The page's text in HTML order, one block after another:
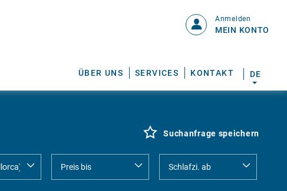
ÜBER UNS SERVICES KONTAKT
Anmelden
MEIN KONTO
DE
Suchanfrage speichern